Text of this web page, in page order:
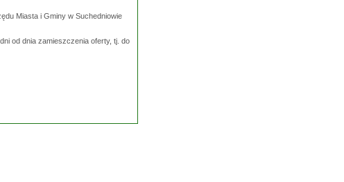
Miasta i Gminy w Suchedniowie
od dnia zamieszczenia oferty, tj. do